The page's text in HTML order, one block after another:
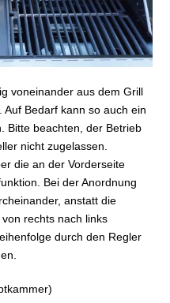
voneinander aus dem Grill
Bedarf kann so auch ein
Bitte beachten, der Betrieb
nicht zugelassen.
die an der Vorderseite
Bei der Anordnung
anstatt die
rechts nach links
durch den Regler